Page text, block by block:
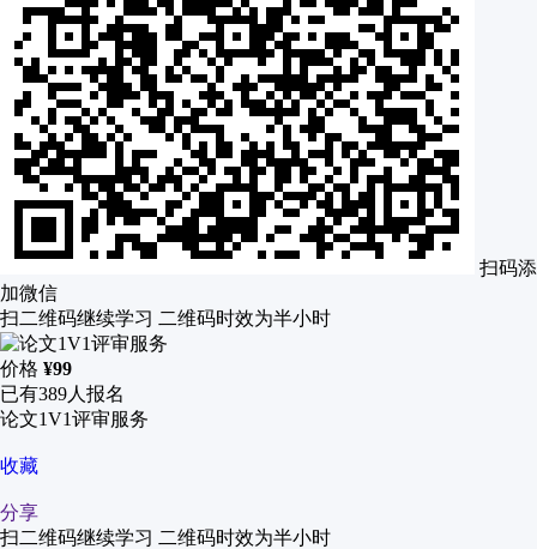
扫码添
加微信
扫二维码继续学习 二维码时效为半小时
价格 ¥99
已有389人报名
论文1V1评审服务
收藏
分享
扫二维码继续学习 二维码时效为半小时